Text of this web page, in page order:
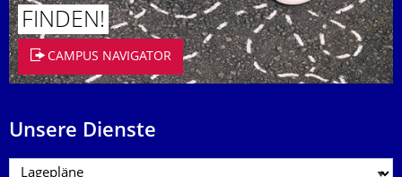
FINDEN!
CAMPUS NAVIGATOR
Unsere Dienste